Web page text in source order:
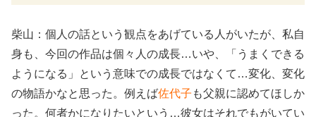
柴山：個人の話という観点をあげている人がいたが、私自
身も、今回の作品は個々人の成長…いや、「うまくできる
ようになる」という意味での成長ではなくて…変化、変化
の物語かなと思った。例えば佐代子 も父親に認めてほしか
った。何者かになりたいという…彼女はそれでもがいてい